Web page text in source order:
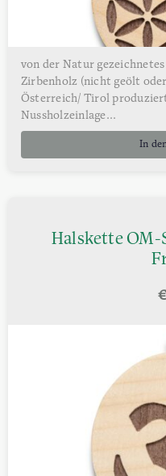
von der Natur
Zirbenholz (nicht geölt
Österreich/ Tirol
Nussholzeinlage...
In
Halskette OM-